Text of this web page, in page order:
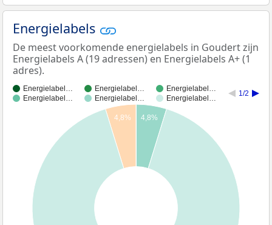
Energielabels
De meest voorkomende energielabels in Goudert zijn
Energielabels A (19 adressen) en Energielabels A+ (1
adres).
Energielabel… Energielabel…
Energielabel…
Energielabel…
Energielabel… Energielabel…
1/2
4,8%
4,8%